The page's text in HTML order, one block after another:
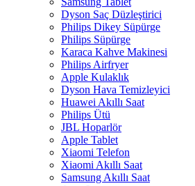
Dyson Saç Düzleştirici
Philips Dikey Süpürge
Philips Süpürge
Karaca Kahve Makinesi
Philips Airfryer
Apple Kulaklık
Dyson Hava Temizleyici
Huawei Akıllı Saat
Philips Ütü
JBL Hoparlör
Apple Tablet
Xiaomi Telefon
Xiaomi Akıllı Saat
Samsung Akıllı Saat